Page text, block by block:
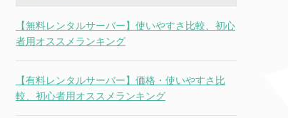
【無料レンタルサーバー】使いやすさ比較、初心
者用オススメランキング
【有料レンタルサーバー】価格・使いやすさ比
較、初心者用オススメランキング